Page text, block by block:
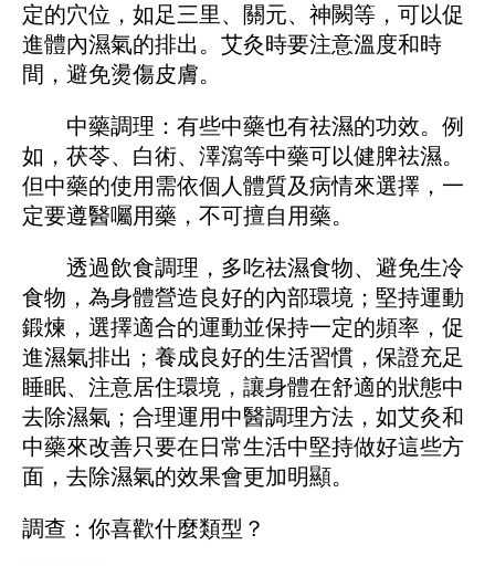
定的穴位，如足三里、關元、神闕等，可以促
進體內濕氣的排出。艾灸時要注意溫度和時
間，避免燙傷皮膚。
中藥調理：有些中藥也有祛濕的功效。例
如，茯苓、白術、澤瀉等中藥可以健脾祛濕。
但中藥的使用需依個人體質及病情來選擇，一
定要遵醫囑用藥，不可擅自用藥。
透過飲食調理，多吃祛濕食物、避免生冷
食物，為身體營造良好的內部環境；堅持運動
鍛煉，選擇適合的運動並保持一定的頻率，促
進濕氣排出；養成良好的生活習慣，保證充足
睡眠、注意居住環境，讓身體在舒適的狀態中
去除濕氣；合理運用中醫調理方法，如艾灸和
中藥來改善只要在日常生活中堅持做好這些方
面，去除濕氣的效果會更加明顯。
調查：你喜歡什麼類型？